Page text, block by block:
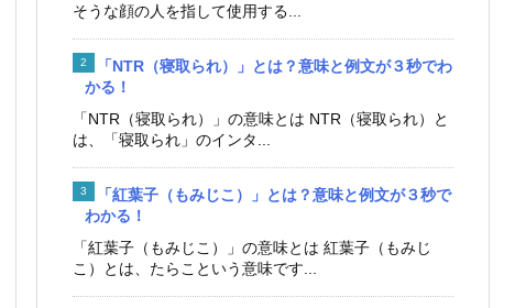
そうな顔の人を指して使用する...
「NTR（寝取られ）」とは？意味と例文が３秒でわ
かる！
「NTR（寝取られ）」の意味とは NTR（寝取られ）と
は、「寝取られ」のインタ...
「紅葉子（もみじこ）」とは？意味と例文が３秒で
わかる！
「紅葉子（もみじこ）」の意味とは 紅葉子（もみじ
こ）とは、たらこという意味です...